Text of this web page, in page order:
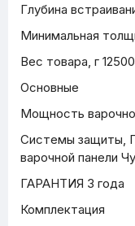
Глубина
Минимальная
Вес товара, г 12500
Основные
Мощность
Системы защиты,
варочной панели
ГАРАНТИЯ 3 года
Комплектация